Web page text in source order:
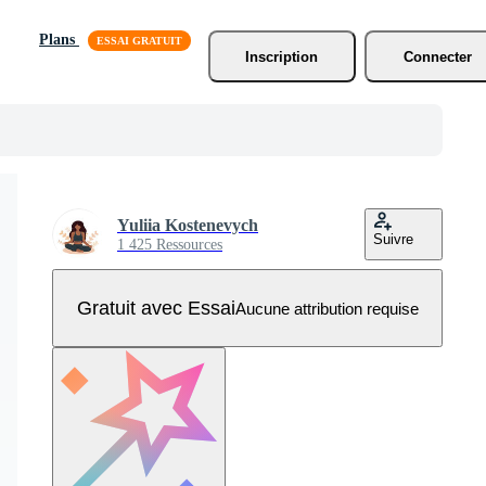
Plans
Inscription
Connecter
Yuliia Kostenevych
1 425 Ressources Suivre
Gratuit avec EssaiAucune attribution requise